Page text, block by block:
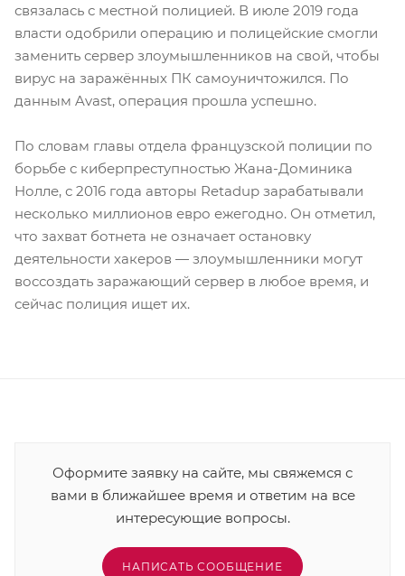
связалась с местной полицией. В июле 2019 года
власти одобрили операцию и полицейские смогли
заменить сервер злоумышленников на свой, чтобы
вирус на заражённых ПК самоуничтожился. По
данным Avast, операция прошла успешно.
По словам главы отдела французской полиции по
борьбе с киберпреступностью Жана-Доминика
Нолле, с 2016 года авторы Retadup зарабатывали
несколько миллионов евро ежегодно. Он отметил,
что захват ботнета не означает остановку
деятельности хакеров — злоумышленники могут
воссоздать заражающий сервер в любое время, и
сейчас полиция ищет их.
Оформите заявку на сайте, мы свяжемся с
вами в ближайшее время и ответим на все
интересующие вопросы.
НАПИСАТЬ СООБЩЕНИЕ